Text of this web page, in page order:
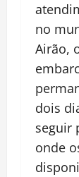
no
Airão,
dois
seguir
onde